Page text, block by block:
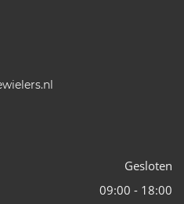
Gesloten
09:00 - 18:00